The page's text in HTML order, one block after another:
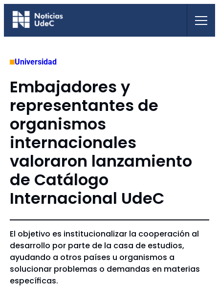
Saltar
Universidad
Embajadores y
representantes de
organismos
internacionales
valoraron lanzamiento
de Catálogo
Internacional UdeC
El objetivo es institucionalizar la cooperación al
desarrollo por parte de la casa de estudios,
ayudando a otros países u organismos a
solucionar problemas o demandas en materias
específicas.